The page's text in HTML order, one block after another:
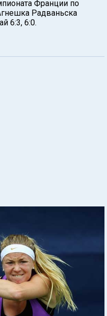
Франции по
Радваньска
6:3, 6:0.